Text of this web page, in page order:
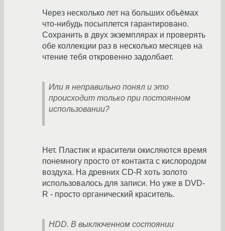
Через несколько лет на больших объёмах
что-нибудь посыплется гарантировано.
Сохранить в двух экземплярах и проверять
обе коллекции раз в несколько месяцев на
чтение тебя откровенно задолбает.
Или я неправильно понял и это
происходит только при постоянном
использовании?
Нет. Пластик и красители окисляются время
понемногу просто от контакта с кислородом
воздуха. На древних CD-R хоть золото
использовалось для записи. Но уже в DVD-
R - просто органический краситель.
HDD. В выключенном состоянии